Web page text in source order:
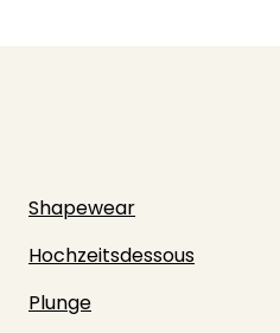
Shapewear
Hochzeitsdessous
Plunge